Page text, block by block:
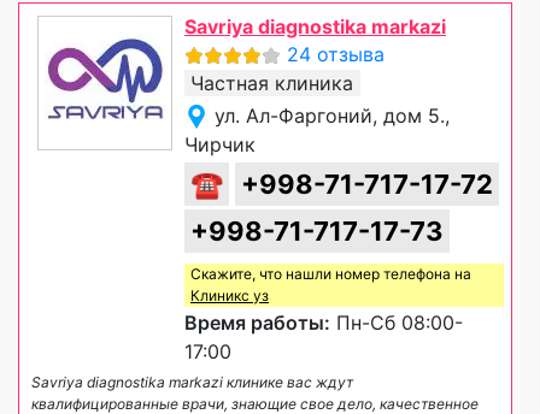
Savriya diagnostika markazi
24 отзыва
Частная клиника
ул. Ал-Фаргоний, дом 5.,
Чирчик
☎
+998-71-717-17-72
+998-71-717-17-73
Скажите, что нашли номер телефона на
Клиникс уз
Время работы: Пн-Сб 08:00-
17:00
Savriya diagnostika markazi клинике вас ждут
квалифицированные врачи, знающие свое дело, качественное